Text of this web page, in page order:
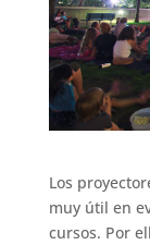
Los
muy útil en
cursos. Por